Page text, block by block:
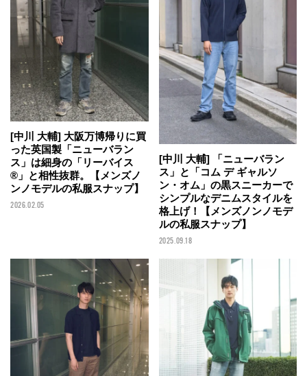
[中川 大輔] 大阪万博帰りに買
った英国製「ニューバラン
ス」は細身の「リーバイス
®」と相性抜群。【メンズノ
ンノモデルの私服スナップ】
2026.02.05
[中川 大輔] 「ニューバラン
ス」と「コム デ ギャルソ
ン・オム」の黒スニーカーで
シンプルなデニムスタイルを
格上げ！【メンズノンノモデ
ルの私服スナップ】
2025.09.18